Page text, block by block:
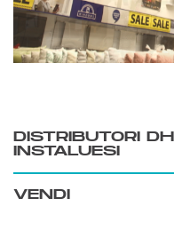
DISTRIBUTORI
INSTALUESI
VENDI